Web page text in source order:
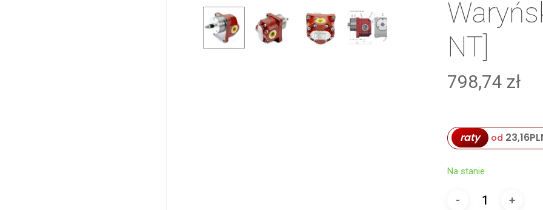
NT]
798,74 zł
raty od 23,16
Na stanie